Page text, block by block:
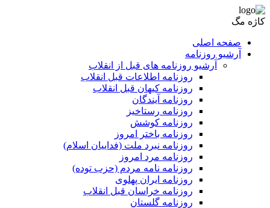
کاژه مگ
صفحه اصلی
آرشیو روزنامه
آرشیو روزنامه های قبل از انقلاب
روزنامه اطلاعات قبل انقلاب
روزنامه کیهان قبل انقلاب
روزنامه آیندگان
روزنامه رستاخیز
روزنامه کوشش
روزنامه باختر امروز
روزنامه نبرد ملت (فداییان اسلام)
روزنامه مرد امروز
روزنامه نامه مردم (حزب توده)
روزنامه ایران پهلوی
روزنامه خراسان قبل انقلاب
روزنامه گلستان